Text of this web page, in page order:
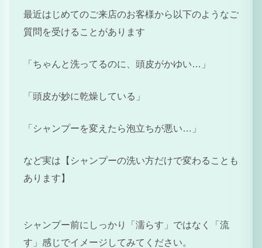
最近はじめてのご来店のお客様から以下のようなご
質問を受けることがあります
「ちゃんと洗ってるのに、頭皮がかゆい…」
「頭皮が妙に乾燥している」
「シャンプーを変えたら泡立ちが悪い…」
など実は【シャンプーの洗い方だけで変わることも
あります】
シャンプー前にしっかり「濡らす」ではなく「流
す」感じでイメージしてみてください。